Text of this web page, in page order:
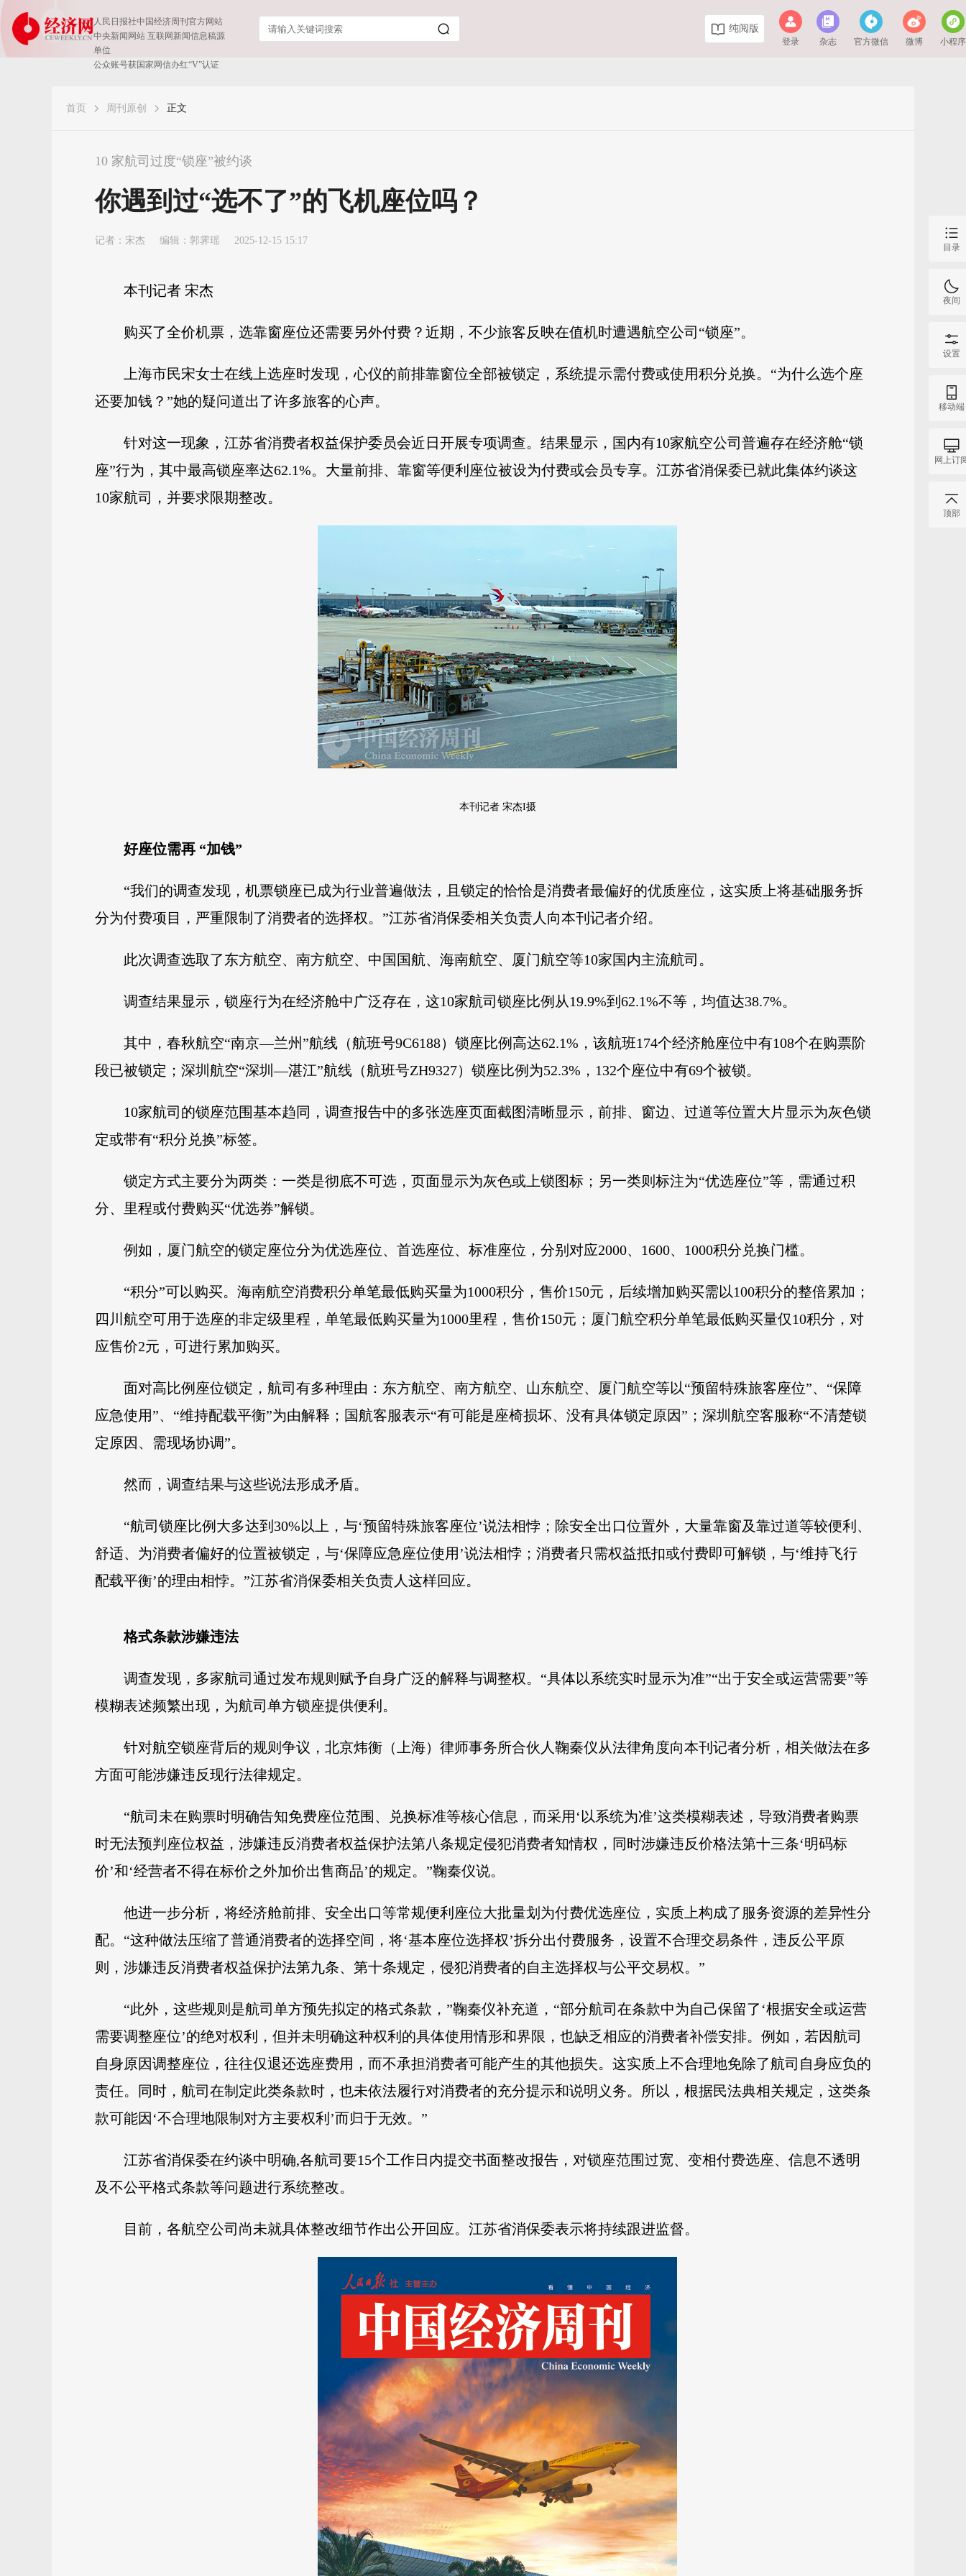
人民日报社中国经济周刊官方网站
中央新闻网站 互联网新闻信息稿源
单位
公众账号获国家网信办红“V”认证
纯阅版
登录 杂志 官方微信 微博 小程序
首页 周刊原创 正文
​10 家航司过度“锁座”被约谈
你遇到过“选不了”的飞机座位吗？
记者： 宋杰 编辑：郭霁瑶 2025-12-15 15:17
本刊记者 宋杰
购买了全价机票，选靠窗座位还需要另外付费？近期，不少旅客反映在值机时遭遇航空公司“锁座”。
上海市民宋女士在线上选座时发现，心仪的前排靠窗位全部被锁定，系统提示需付费或使用积分兑换。“为什么选个座
还要加钱？”她的疑问道出了许多旅客的心声。
针对这一现象，江苏省消费者权益保护委员会近日开展专项调查。结果显示，国内有10家航空公司普遍存在经济舱“锁
座”行为，其中最高锁座率达62.1%。大量前排、靠窗等便利座位被设为付费或会员专享。江苏省消保委已就此集体约谈这
10家航司，并要求限期整改。
本刊记者 宋杰I摄
好座位需再 “加钱”
“我们的调查发现，机票锁座已成为行业普遍做法，且锁定的恰恰是消费者最偏好的优质座位，这实质上将基础服务拆
分为付费项目，严重限制了消费者的选择权。”江苏省消保委相关负责人向本刊记者介绍。
此次调查选取了东方航空、南方航空、中国国航、海南航空、厦门航空等10家国内主流航司。
调查结果显示，锁座行为在经济舱中广泛存在，这10家航司锁座比例从19.9%到62.1%不等，均值达38.7%。
其中，春秋航空“南京—兰州”航线（航班号9C6188）锁座比例高达62.1%，该航班174个经济舱座位中有108个在购票阶
段已被锁定；深圳航空“深圳—湛江”航线（航班号ZH9327）锁座比例为52.3%，132个座位中有69个被锁。
10家航司的锁座范围基本趋同，调查报告中的多张选座页面截图清晰显示，前排、窗边、过道等位置大片显示为灰色锁
定或带有“积分兑换”标签。
锁定方式主要分为两类：一类是彻底不可选，页面显示为灰色或上锁图标；另一类则标注为“优选座位”等，需通过积
分、里程或付费购买“优选券”解锁。
例如，厦门航空的锁定座位分为优选座位、首选座位、标准座位，分别对应2000、1600、1000积分兑换门槛。
“积分”可以购买。海南航空消费积分单笔最低购买量为1000积分，售价150元，后续增加购买需以100积分的整倍累加；
四川航空可用于选座的非定级里程，单笔最低购买量为1000里程，售价150元；厦门航空积分单笔最低购买量仅10积分，对
应售价2元，可进行累加购买。
面对高比例座位锁定，航司有多种理由：东方航空、南方航空、山东航空、厦门航空等以“预留特殊旅客座位”、“保障
应急使用”、“维持配载平衡”为由解释；国航客服表示“有可能是座椅损坏、没有具体锁定原因”；深圳航空客服称“不清楚锁
定原因、需现场协调”。
然而，调查结果与这些说法形成矛盾。
“航司锁座比例大多达到30%以上，与‘预留特殊旅客座位’说法相悖；除安全出口位置外，大量靠窗及靠过道等较便利、
舒适、为消费者偏好的位置被锁定，与‘保障应急座位使用’说法相悖；消费者只需权益抵扣或付费即可解锁，与‘维持飞行
配载平衡’的理由相悖。”江苏省消保委相关负责人这样回应。
格式条款涉嫌违法
调查发现，多家航司通过发布规则赋予自身广泛的解释与调整权。“具体以系统实时显示为准”“出于安全或运营需要”等
模糊表述频繁出现，为航司单方锁座提供便利。
针对航空锁座背后的规则争议，北京炜衡（上海）律师事务所合伙人鞠秦仪从法律角度向本刊记者分析，相关做法在多
方面可能涉嫌违反现行法律规定。
“航司未在购票时明确告知免费座位范围、兑换标准等核心信息，而采用‘以系统为准’这类模糊表述，导致消费者购票
时无法预判座位权益，涉嫌违反消费者权益保护法第八条规定侵犯消费者知情权，同时涉嫌违反价格法第十三条‘明码标
价’和‘经营者不得在标价之外加价出售商品’的规定。”鞠秦仪说。
他进一步分析，将经济舱前排、安全出口等常规便利座位大批量划为付费优选座位，实质上构成了服务资源的差异性分
配。“这种做法压缩了普通消费者的选择空间，将‘基本座位选择权’拆分出付费服务，设置不合理交易条件，违反公平原
则，涉嫌违反消费者权益保护法第九条、第十条规定，侵犯消费者的自主选择权与公平交易权。”
“此外，这些规则是航司单方预先拟定的格式条款，”鞠秦仪补充道，“部分航司在条款中为自己保留了‘根据安全或运营
需要调整座位’的绝对权利，但并未明确这种权利的具体使用情形和界限，也缺乏相应的消费者补偿安排。例如，若因航司
自身原因调整座位，往往仅退还选座费用，而不承担消费者可能产生的其他损失。这实质上不合理地免除了航司自身应负的
责任。同时，航司在制定此类条款时，也未依法履行对消费者的充分提示和说明义务。所以，根据民法典相关规定，这类条
款可能因‘不合理地限制对方主要权利’而归于无效。”
江苏省消保委在约谈中明确,各航司要15个工作日内提交书面整改报告，对锁座范围过宽、变相付费选座、信息不透明
及不公平格式条款等问题进行系统整改。
目前，各航空公司尚未就具体整改细节作出公开回应。江苏省消保委表示将持续跟进监督。
目录
夜间
设置
移动端
网上订
顶部